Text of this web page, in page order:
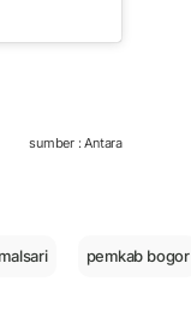
sumber : Antara
pemkab bogor